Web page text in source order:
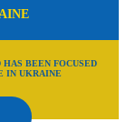
BEEN FOCUSED
IN UKRAINE